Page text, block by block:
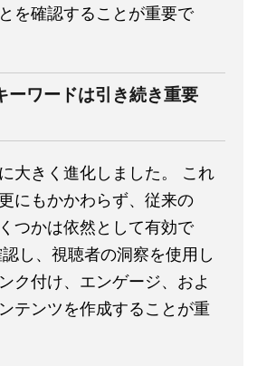
を確認することが重要で
ーワードは引き続き重要
大きく進化しました。 これ
にもかかわらず、従来の
つかは依然として有効で
し、視聴者の洞察を使用し
ク付け、エンゲージ、およ
テンツを作成することが重